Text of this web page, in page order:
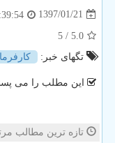
1397/01/21
5.0
/ 5
تگهای خبر:
كارفرما
این مطلب را می
تازه ترین مطالب